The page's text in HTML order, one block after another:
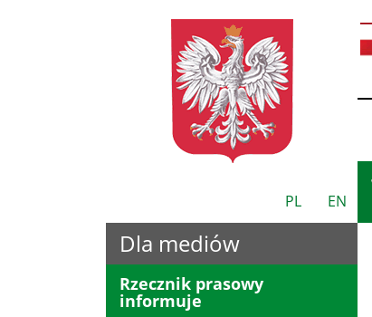
PL EN
Dla mediów
Rzecznik prasowy
informuje